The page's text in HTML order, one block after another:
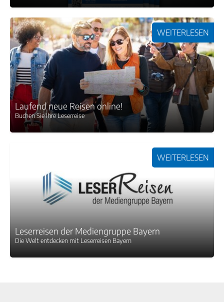
WEITERLESEN
Laufend neue Reisen online!
Buchen Sie Ihre Leserreise
WEITERLESEN
Leserreisen der Mediengruppe Bayern
Die Welt entdecken mit Leserreisen Bayern